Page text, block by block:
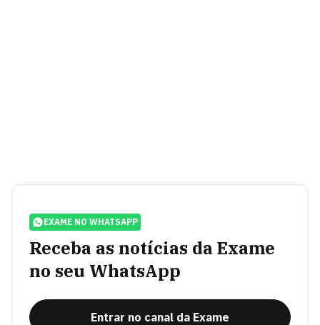
EXAME NO WHATSAPP
Receba as notícias da Exame
no seu WhatsApp
Entrar no canal da Exame